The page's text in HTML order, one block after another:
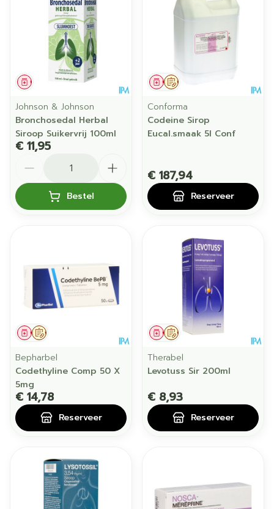
Geneesmiddel
Johnson & Johnson
Bronchosedal Herbal
Siroop Suikervrij 100ml
€ 11,95
Bestel
Op voorschrift
Geneesmiddel
Conforma
Codeine Sirop
Eucal.smaak 5l Conf
€ 187,94
Reserveer
Op voorschrift
Geneesmiddel
Bepharbel
Codethyline Comp 50 X
5mg
€ 14,78
Reserveer
Op voorschrift
Geneesmiddel
Therabel
Levotuss Sir 200ml
€ 8,93
Reserveer